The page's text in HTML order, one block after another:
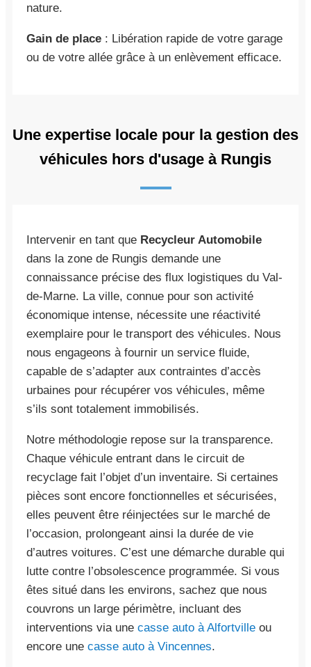
nature.
Gain de place : Libération rapide de votre garage
ou de votre allée grâce à un enlèvement efficace.
Une expertise locale pour la gestion des
véhicules hors d'usage à Rungis
Intervenir en tant que Recycleur Automobile
dans la zone de Rungis demande une
connaissance précise des flux logistiques du Val-
de-Marne. La ville, connue pour son activité
économique intense, nécessite une réactivité
exemplaire pour le transport des véhicules. Nous
nous engageons à fournir un service fluide,
capable de s’adapter aux contraintes d’accès
urbaines pour récupérer vos véhicules, même
s’ils sont totalement immobilisés.
Notre méthodologie repose sur la transparence.
Chaque véhicule entrant dans le circuit de
recyclage fait l’objet d’un inventaire. Si certaines
pièces sont encore fonctionnelles et sécurisées,
elles peuvent être réinjectées sur le marché de
l’occasion, prolongeant ainsi la durée de vie
d’autres voitures. C’est une démarche durable qui
lutte contre l’obsolescence programmée. Si vous
êtes situé dans les environs, sachez que nous
couvrons un large périmètre, incluant des
interventions via une casse auto à Alfortville ou
encore une casse auto à Vincennes.